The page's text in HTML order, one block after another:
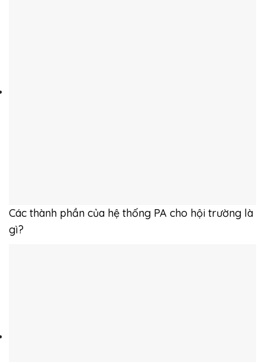
Các thành phần của hệ thống PA cho hội trường là
gì?